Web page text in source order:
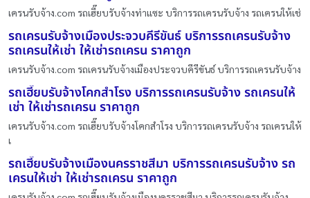
เครนรับจ้าง.com รถเฮี๊ยบรับจ้างท่าแซะ บริการรถเครนรับจ้าง รถเครนให้เช่
รถเครนรับจ้างเมืองประจวบคีรีขันธ์ บริการรถเครนรับจ้าง
รถเครนให้เช่า ให้เช่ารถเครน ราคาถูก
เครนรับจ้าง.com รถเครนรับจ้างเมืองประจวบคีรีขันธ์ บริการรถเครนรับจ้าง
รถเฮี๊ยบรับจ้างโคกสำโรง บริการรถเครนรับจ้าง รถเครนให้
เช่า ให้เช่ารถเครน ราคาถูก
เครนรับจ้าง.com รถเฮี๊ยบรับจ้างโคกสำโรง บริการรถเครนรับจ้าง รถเครนให้
เ
รถเฮี๊ยบรับจ้างเมืองนครราชสีมา บริการรถเครนรับจ้าง รถ
เครนให้เช่า ให้เช่ารถเครน ราคาถูก